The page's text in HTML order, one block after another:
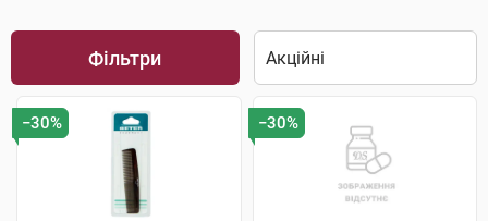
Фільтри
−30% −30%